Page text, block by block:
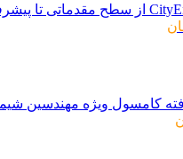
ویژه مهندسین شیمی